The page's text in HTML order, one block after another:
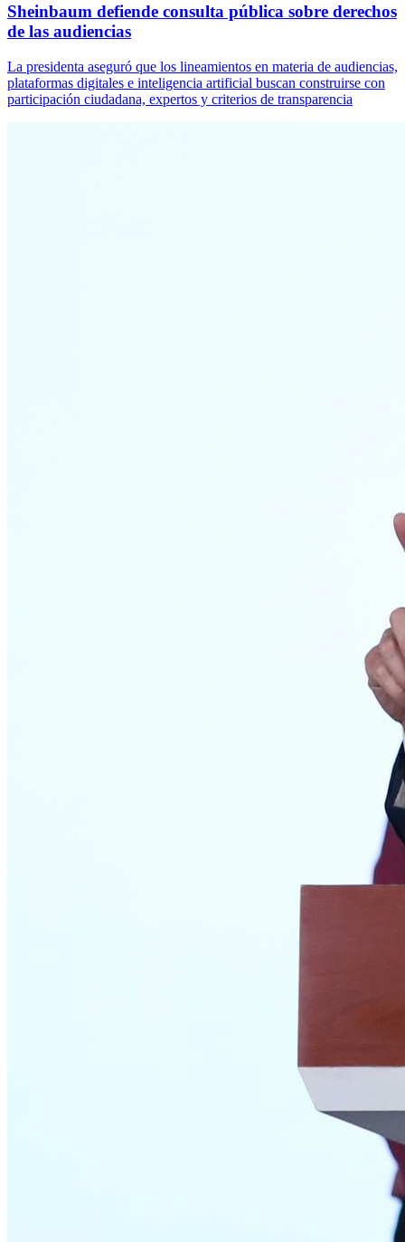
Sheinbaum defiende consulta pública sobre derechos
de las audiencias
La presidenta aseguró que los lineamientos en materia de audiencias,
plataformas digitales e inteligencia artificial buscan construirse con
participación ciudadana, expertos y criterios de transparencia